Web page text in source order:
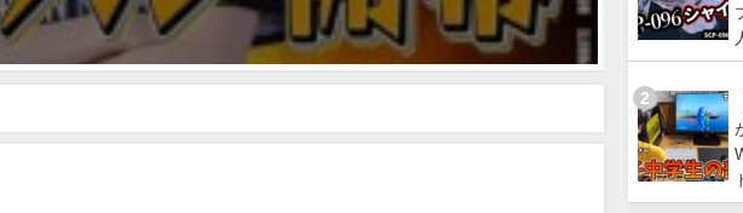
2025年4月10日
ぎる！ #フォートナイト #fortnite #チャンネル登録お願いします #shorts #peterbot #設定